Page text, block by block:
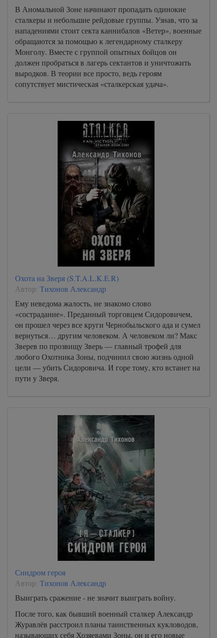
В Аномальной Зоне начинают пропадать одинокие
сталкеры и небольшие рейдовые группы. Узнав, что за
нападениями стоит секта каннибалов «Ветер», военные
обращаются за помощью к легендарному сталкеру
Монголу. Вместе с группой опытных бойцов он
должен пробраться в лагерь сектантов и уничтожить
выродков. В теории все просто, ведь героям
сопутствует мистическая «сталкерская удача».
Охота на Зверя (S.T.A.L.K.E.R)
Автор: Тихонов Александр
Ему неведома жалость, не знакомо слово
«сострадание». Преданный торговцем Сидоровичем,
он прошел через все круги Чернобыльского ада и сумел
вернуться… другим человеком. А человеком ли? Макс
Зверев по прозвищу Зверь — главный трофей для
любого Охотника Зоны, подчинил свою жизнь одной
цели — убить Сидоровича. И горе тому, кто встанет на
пути у Зверя.
Синдром героя
Автор: Тихонов Александр
Выиграть сражение - не значит выиграть войну.
После того, как бывший военный сталкер Александр
Журавлёв расстроил планы таинственных кукловодов,
называющих себя Хозяевами Зоны, он и его новые